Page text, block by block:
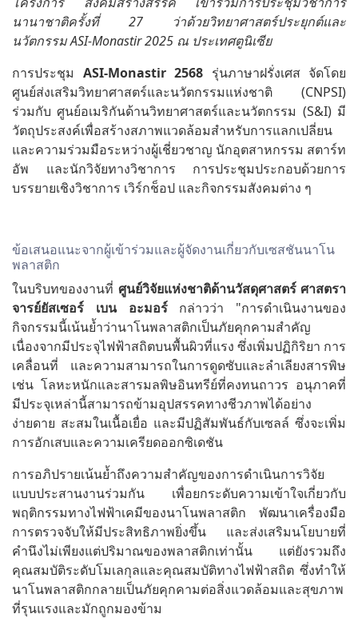
นานาชาติครั้งที่ 27 ว่าด้วยวิทยาศาสตร์ประยุกต์และ
นวัตกรรม ASI-Monastir 2025 ณ ประเทศตูนิเซีย
การประชุม ASI-Monastir 2568 รุ่นภาษาฝรั่งเศส จัดโดย
ศูนย์ส่งเสริมวิทยาศาสตร์และนวัตกรรมแห่งชาติ (CNPSI)
ร่วมกับ ศูนย์อเมริกันด้านวิทยาศาสตร์และนวัตกรรม (S&I) มี
วัตถุประสงค์เพื่อสร้างสภาพแวดล้อมสำหรับการแลกเปลี่ยน
และความร่วมมือระหว่างผู้เชี่ยวชาญ นักอุตสาหกรรม สตาร์ท
อัพ และนักวิจัยทางวิชาการ การประชุมประกอบด้วยการ
บรรยายเชิงวิชาการ เวิร์กช็อป และกิจกรรมสังคมต่าง ๆ
ข้อเสนอแนะจากผู้เข้าร่วมและผู้จัดงานเกี่ยวกับเซสชันนาโน
พลาสติก
ในบริบทของงานที่ ศูนย์วิจัยแห่งชาติด้านวัสดุศาสตร์ ศาสตรา
จารย์ยัสเซอร์
เบน อะมอร์กล่าวว่า "การดำเนินงานของ
กิจกรรมนี้เน้นย้ำว่านาโนพลาสติกเป็นภัยคุกคามสำคัญ
เนื่องจากมีประจุไฟฟ้าสถิตบนพื้นผิวที่แรง ซึ่งเพิ่มปฏิกิริยา การ
เคลื่อนที่ และความสามารถในการดูดซับและลำเลียงสารพิษ
เช่น โลหะหนักและสารมลพิษอินทรีย์ที่คงทนถาวร อนุภาคที่
มีประจุเหล่านี้สามารถข้ามอุปสรรคทางชีวภาพได้อย่าง
ง่ายดาย สะสมในเนื้อเยื่อ และมีปฏิสัมพันธ์กับเซลล์ ซึ่งจะเพิ่ม
การอักเสบและความเครียดออกซิเดชัน
การอภิปรายเน้นย้ำถึงความสำคัญของการดำเนินการวิจัย
แบบประสานงานร่วมกัน เพื่อยกระดับความเข้าใจเกี่ยวกับ
พฤติกรรมทางไฟฟ้าเคมีของนาโนพลาสติก พัฒนาเครื่องมือ
การตรวจจับให้มีประสิทธิภาพยิ่งขึ้น และส่งเสริมนโยบายที่
คำนึงไม่เพียงแต่ปริมาณของพลาสติกเท่านั้น แต่ยังรวมถึง
คุณสมบัติระดับโมเลกุลและคุณสมบัติทางไฟฟ้าสถิต ซึ่งทำให้
นาโนพลาสติกกลายเป็นภัยคุกคามต่อสิ่งแวดล้อมและสุขภาพ
ที่รุนแรงและมักถูกมองข้าม